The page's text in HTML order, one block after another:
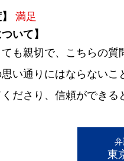
満足
いて】
も親切で、こちらの
い通りにはならない
ださり、信頼ができる
東